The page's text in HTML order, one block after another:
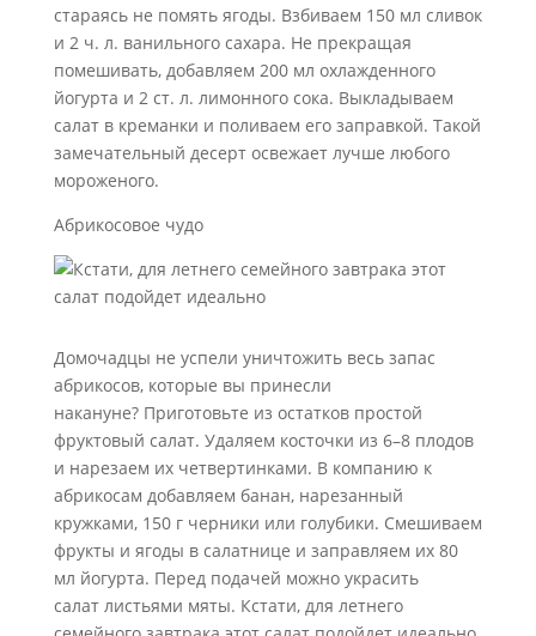
стараясь не помять ягоды. Взбиваем 150 мл сливок
и 2 ч. л. ванильного сахара. Не прекращая
помешивать, добавляем 200 мл охлажденного
йогурта и 2 ст. л. лимонного сока. Выкладываем
салат в креманки и поливаем его заправкой. Такой
замечательный десерт освежает лучше любого
мороженого.
Абрикосовое чудо
Домочадцы не успели уничтожить весь запас
абрикосов, которые вы принесли
накануне? Приготовьте из остатков простой
фруктовый салат. Удаляем косточки из 6–8 плодов
и нарезаем их четвертинками. В компанию к
абрикосам добавляем банан, нарезанный
кружками, 150 г черники или голубики. Смешиваем
фрукты и ягоды в салатнице и заправляем их 80
мл йогурта. Перед подачей можно украсить
салат листьями мяты. Кстати, для летнего